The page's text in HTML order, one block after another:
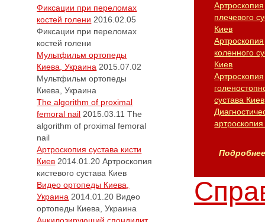
Фиксации при переломах
костей голени 2016.02.05
Фиксации при переломах
костей голени
Мультфильм ортопеды
Киева, Украина 2015.07.02
Мультфильм ортопеды
Киева, Украина
The algorithm of proximal
femoral nail 2015.03.11 The
algorithm of proximal femoral
nail
Артроскопия сустава кисти
Киев 2014.01.20 Артроскопия
кистевого сустава Киев
Видео ортопеды Киева,
Украина 2014.01.20 Видео
ортопеды Киева, Украина
Артроскопия
плечевого
Киев
Артроскопия
коленного
Киев
Артроскопия
сустава Киев